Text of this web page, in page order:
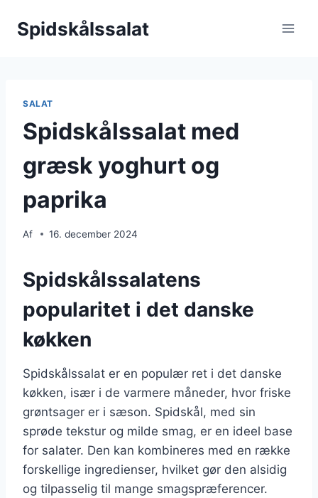
Spidskålssalat
SALAT
Spidskålssalat med
græsk yoghurt og
paprika
Af 16. december 2024
Spidskålssalatens
popularitet i det danske
køkken
Spidskålssalat er en populær ret i det danske
køkken, især i de varmere måneder, hvor friske
grøntsager er i sæson. Spidskål, med sin
sprøde tekstur og milde smag, er en ideel base
for salater. Den kan kombineres med en række
forskellige ingredienser, hvilket gør den alsidig
og tilpasselig til mange smagspræferencer.